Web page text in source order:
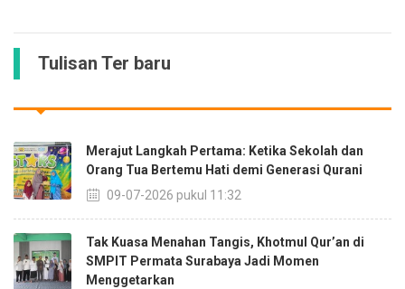
Tulisan Ter baru
Merajut Langkah Pertama: Ketika Sekolah dan
Orang Tua Bertemu Hati demi Generasi Qurani
09-07-2026 pukul 11:32
Tak Kuasa Menahan Tangis, Khotmul Qur’an di
SMPIT Permata Surabaya Jadi Momen
Menggetarkan